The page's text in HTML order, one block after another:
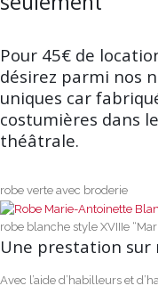
Pour 45€ de
désirez parmi nos
uniques car
costumières dans
théâtrale.
robe verte avec broderie
robe blanche style XVIIIe
Une prestation sur
Avec l’aide d’habilleurs et